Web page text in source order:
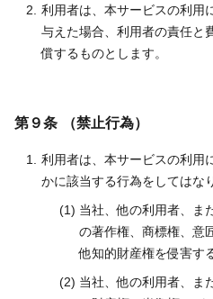
利用者は、本サービスの利用
与えた場合、利用者の責任と
償するものとします。
第９条 （禁止行為）
利用者は、本サービスの利用
かに該当する行為をしてはな
当社、他の利用者、ま
の著作権、商標権、意
他知的財産権を侵害す
当社、他の利用者、ま